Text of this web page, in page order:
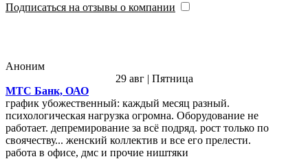
Подписаться на отзывы о компании
Аноним
29 авг | Пятница
МТС Банк, ОАО
график убожественный: каждый месяц разный.
психологическая нагрузка огромна. Оборудование не
работает. депремирование за всё подряд. рост только по
своячеству... женский коллектив и все его прелести.
работа в офисе, дмс и прочие ништяки